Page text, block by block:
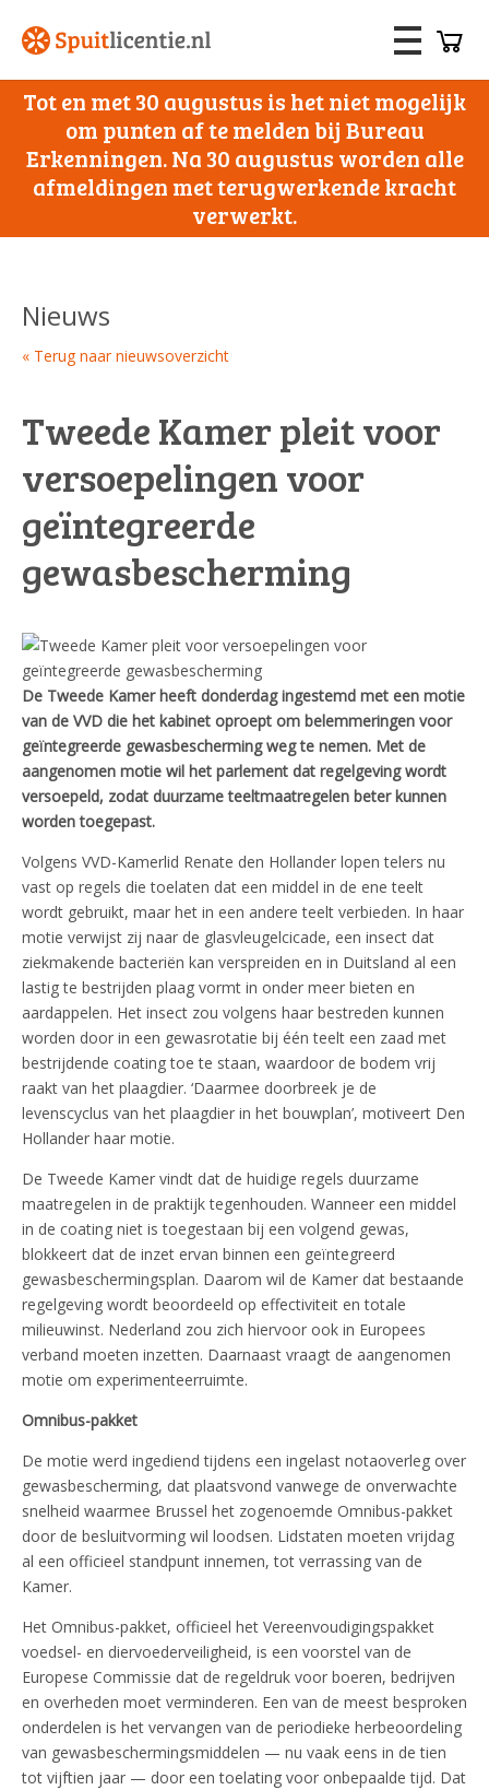
Tot en met 30 augustus is het niet mogelijk
om punten af te melden bij Bureau
Erkenningen. Na 30 augustus worden alle
afmeldingen met terugwerkende kracht
verwerkt.
Nieuws
« Terug naar nieuwsoverzicht
Tweede Kamer pleit voor
versoepelingen voor
geïntegreerde
gewasbescherming
De Tweede Kamer heeft donderdag ingestemd met een motie
van de VVD die het kabinet oproept om belemmeringen voor
geïntegreerde gewasbescherming weg te nemen. Met de
aangenomen motie wil het parlement dat regelgeving wordt
versoepeld, zodat duurzame teeltmaatregelen beter kunnen
worden toegepast.
Volgens VVD-Kamerlid Renate den Hollander lopen telers nu
vast op regels die toelaten dat een middel in de ene teelt
wordt gebruikt, maar het in een andere teelt verbieden. In haar
motie verwijst zij naar de glasvleugelcicade, een insect dat
ziekmakende bacteriën kan verspreiden en in Duitsland al een
lastig te bestrijden plaag vormt in onder meer bieten en
aardappelen. Het insect zou volgens haar bestreden kunnen
worden door in een gewasrotatie bij één teelt een zaad met
bestrijdende coating toe te staan, waardoor de bodem vrij
raakt van het plaagdier. ‘Daarmee doorbreek je de
levenscyclus van het plaagdier in het bouwplan’, motiveert Den
Hollander haar motie.
De Tweede Kamer vindt dat de huidige regels duurzame
maatregelen in de praktijk tegenhouden. Wanneer een middel
in de coating niet is toegestaan bij een volgend gewas,
blokkeert dat de inzet ervan binnen een geïntegreerd
gewasbeschermingsplan. Daarom wil de Kamer dat bestaande
regelgeving wordt beoordeeld op effectiviteit en totale
milieuwinst. Nederland zou zich hiervoor ook in Europees
verband moeten inzetten. Daarnaast vraagt de aangenomen
motie om experimenteerruimte.
Omnibus-pakket
De motie werd ingediend tijdens een ingelast notaoverleg over
gewasbescherming, dat plaatsvond vanwege de onverwachte
snelheid waarmee Brussel het zogenoemde Omnibus-pakket
door de besluitvorming wil loodsen. Lidstaten moeten vrijdag
al een officieel standpunt innemen, tot verrassing van de
Kamer.
Het Omnibus-pakket, officieel het Vereenvoudigingspakket
voedsel- en diervoederveiligheid, is een voorstel van de
Europese Commissie dat de regeldruk voor boeren, bedrijven
en overheden moet verminderen. Een van de meest besproken
onderdelen is het vervangen van de periodieke herbeoordeling
van gewasbeschermingsmiddelen — nu vaak eens in de tien
tot vijftien jaar — door een toelating voor onbepaalde tijd. Dat